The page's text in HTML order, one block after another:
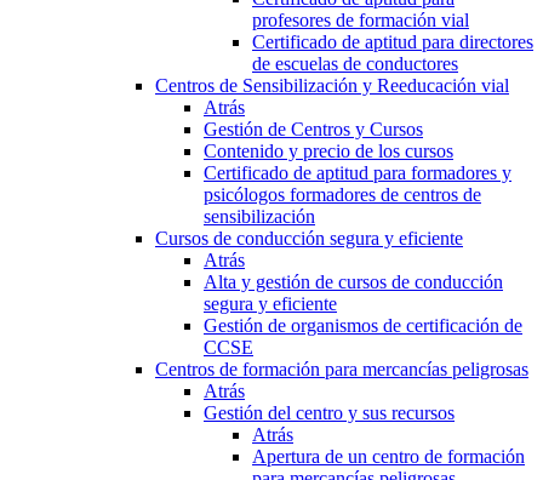
profesores de formación vial
Certificado de aptitud para directores
de escuelas de conductores
Centros de Sensibilización y Reeducación vial
Atrás
Gestión de Centros y Cursos
Contenido y precio de los cursos
Certificado de aptitud para formadores y
psicólogos formadores de centros de
sensibilización
Cursos de conducción segura y eficiente
Atrás
Alta y gestión de cursos de conducción
segura y eficiente
Gestión de organismos de certificación de
CCSE
Centros de formación para mercancías peligrosas
Atrás
Gestión del centro y sus recursos
Atrás
Apertura de un centro de formación